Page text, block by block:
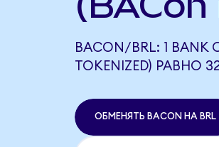
BACON/BRL: 1 BANK
TOKENIZED) РАВНО
ОБМЕНЯТЬ BACON НА BRL